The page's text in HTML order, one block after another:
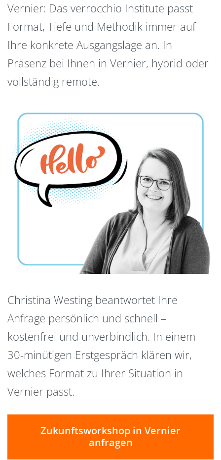
Vernier: Das verrocchio Institute passt
Format, Tiefe und Methodik immer auf
Ihre konkrete Ausgangslage an. In
Präsenz bei Ihnen in Vernier, hybrid oder
vollständig remote.
Christina Westing beantwortet Ihre
Anfrage persönlich und schnell –
kostenfrei und unverbindlich. In einem
30-minütigen Erstgespräch klären wir,
welches Format zu Ihrer Situation in
Vernier passt.
Zukunftsworkshop in Vernier
anfragen